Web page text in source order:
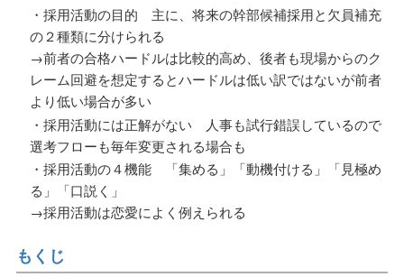
・採用活動の目的 主に、将来の幹部候補採用と欠員補充
の２種類に分けられる
→前者の合格ハードルは比較的高め、後者も現場からのク
レーム回避を想定するとハードルは低い訳ではないが前者
より低い場合が多い
・採用活動には正解がない 人事も試行錯誤しているので
選考フローも毎年変更される場合も
・採用活動の４機能 「集める」「動機付ける」「見極め
る」「口説く」
→採用活動は恋愛によく例えられる
もくじ